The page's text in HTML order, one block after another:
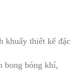
khuấy thiết kế đặc
bong bóng khí,